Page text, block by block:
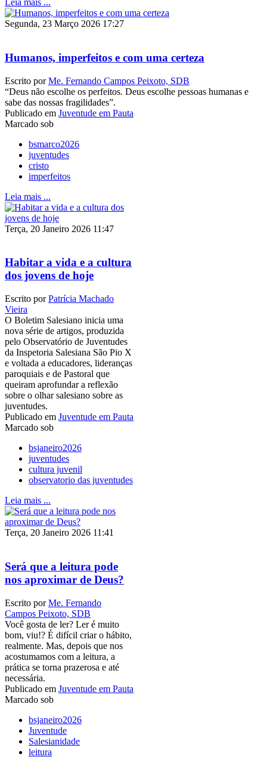
Leia mais ...
Segunda, 23 Março 2026 17:27
Humanos, imperfeitos e com uma certeza
Escrito porMe. Fernando Campos Peixoto, SDB
“Deus não escolhe os perfeitos. Deus escolhe pessoas humanas e
sabe das nossas fragilidades”.
Publicado em Juventude em Pauta
Marcado sob
bsmarco2026
juventudes
cristo
imperfeitos
Leia mais ...
Terça, 20 Janeiro 2026 11:47
Habitar a vida e a cultura
dos jovens de hoje
Escrito porPatrícia Machado
Vieira
O Boletim Salesiano inicia uma
nova série de artigos, produzida
pelo Observatório de Juventudes
da Inspetoria Salesiana São Pio X
e voltada a educadores, lideranças
paroquiais e de Pastoral que
queiram aprofundar a reflexão
sobre o olhar salesiano sobre as
juventudes.
Publicado em Juventude em Pauta
Marcado sob
bsjaneiro2026
juventudes
cultura juvenil
observatorio das juventudes
Leia mais ...
Terça, 20 Janeiro 2026 11:41
Será que a leitura pode
nos aproximar de Deus?
Escrito porMe. Fernando
Campos Peixoto, SDB
Você gosta de ler? Ler é muito
bom, viu!? É difícil criar o hábito,
realmente. Mas, depois que nos
acostumamos com a leitura, a
prática se torna prazerosa e até
necessária.
Publicado em Juventude em Pauta
Marcado sob
bsjaneiro2026
Juventude
Salesianidade
leitura